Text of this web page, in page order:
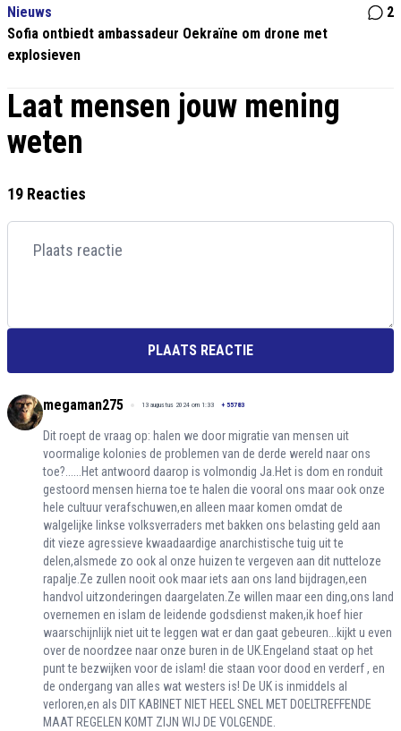
Nieuws
2
Sofia ontbiedt ambassadeur Oekraïne om drone met
explosieven
Laat mensen jouw mening
weten
19 Reacties
PLAATS REACTIE
megaman275 13 augustus 2024 om 1:33 + 55783
Dit roept de vraag op: halen we door migratie van mensen uit
voormalige kolonies de problemen van de derde wereld naar ons
toe?......Het antwoord daarop is volmondig Ja.Het is dom en ronduit
gestoord mensen hierna toe te halen die vooral ons maar ook onze
hele cultuur verafschuwen,en alleen maar komen omdat de
walgelijke linkse volksverraders met bakken ons belasting geld aan
dit vieze agressieve kwaadaardige anarchistische tuig uit te
delen,alsmede zo ook al onze huizen te vergeven aan dit nutteloze
rapalje.Ze zullen nooit ook maar iets aan ons land bijdragen,een
handvol uitzonderingen daargelaten.Ze willen maar een ding,ons land
overnemen en islam de leidende godsdienst maken,ik hoef hier
waarschijnlijk niet uit te leggen wat er dan gaat gebeuren...kijkt u even
over de noordzee naar onze buren in de UK.Engeland staat op het
punt te bezwijken voor de islam! die staan voor dood en verderf , en
de ondergang van alles wat westers is! De UK is inmiddels al
verloren,en als DIT KABINET NIET HEEL SNEL MET DOELTREFFENDE
MAAT REGELEN KOMT ZIJN WIJ DE VOLGENDE.